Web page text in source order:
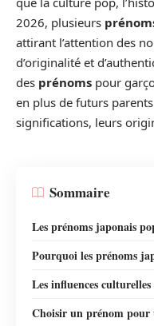
2026, plusieurs
attirant l’attention des
d’originalité et
des prénoms pour
en plus de futurs
significations, leurs
Sommaire
Les prénoms japonais
Pourquoi les prénoms
Les influences
Choisir un prénom pour